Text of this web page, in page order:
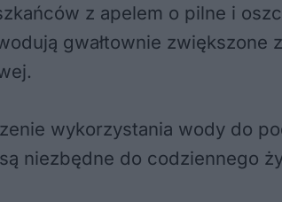
z apelem o pilne i
gwałtownie
wykorzystania wody do
niezbędne do codziennego